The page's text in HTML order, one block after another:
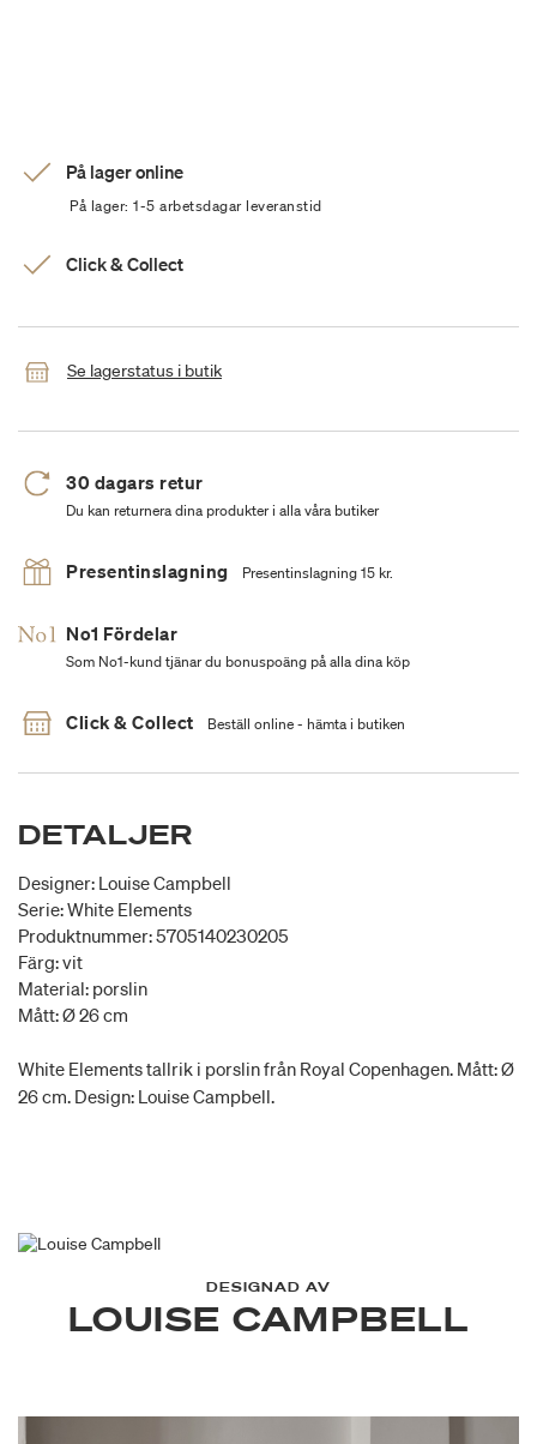
På lager online
På lager: 1-5 arbetsdagar leveranstid
Click & Collect
Se lagerstatus i butik
30 dagars retur
Du kan returnera dina produkter i alla våra butiker
Presentinslagning Presentinslagning 15 kr.
No1 Fördelar
Som No1-kund tjänar du bonuspoäng på alla dina köp
Click & Collect Beställ online - hämta i butiken
DETALJER
Designer: Louise Campbell
Serie: White Elements
Produktnummer: 5705140230205
Färg: vit
Material: porslin
Mått: Ø 26 cm
White Elements tallrik i porslin från Royal Copenhagen. Mått: Ø
26 cm. Design: Louise Campbell.
DESIGNAD AV
LOUISE CAMPBELL